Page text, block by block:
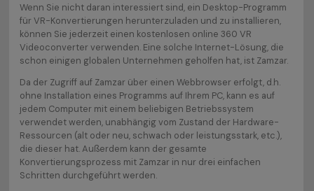
Wenn Sie nicht daran interessiert sind, ein Desktop-Programm
für VR-Konvertierungen herunterzuladen und zu installieren,
können Sie jederzeit einen kostenlosen online 360 VR
Videoconverter verwenden. Eine solche Internet-Lösung, die
schon einigen globalen Unternehmen geholfen hat, ist Zamzar.
Da der Zugriff auf Zamzar über einen Webbrowser erfolgt, d.h.
ohne Installation eines Programms auf Ihrem PC, kann es auf
jedem Computer mit einem beliebigen Betriebssystem
verwendet werden, unabhängig vom Zustand der Hardware-
Ressourcen (alt oder neu, schwach oder leistungsstark, etc.),
die dieser hat. Außerdem kann der gesamte
Konvertierungsprozess mit Zamzar in nur drei einfachen
Schritten durchgeführt werden.